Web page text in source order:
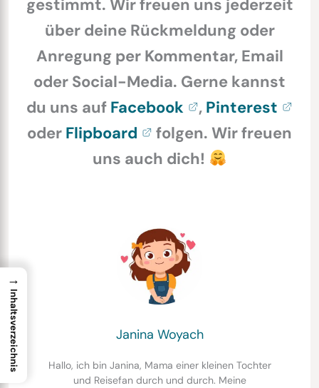
gestimmt. Wir freuen uns jederzeit
über deine Rückmeldung oder
Anregung per Kommentar, Email
oder Social-Media. Gerne kannst
du uns auf Facebook , Pinterest
oder Flipboard
folgen. Wir freuen
uns auch dich!
Janina Woyach
Hallo, ich bin Janina, Mama einer kleinen Tochter
und Reisefan durch und durch. Meine
→
Inhaltsverzeichnis